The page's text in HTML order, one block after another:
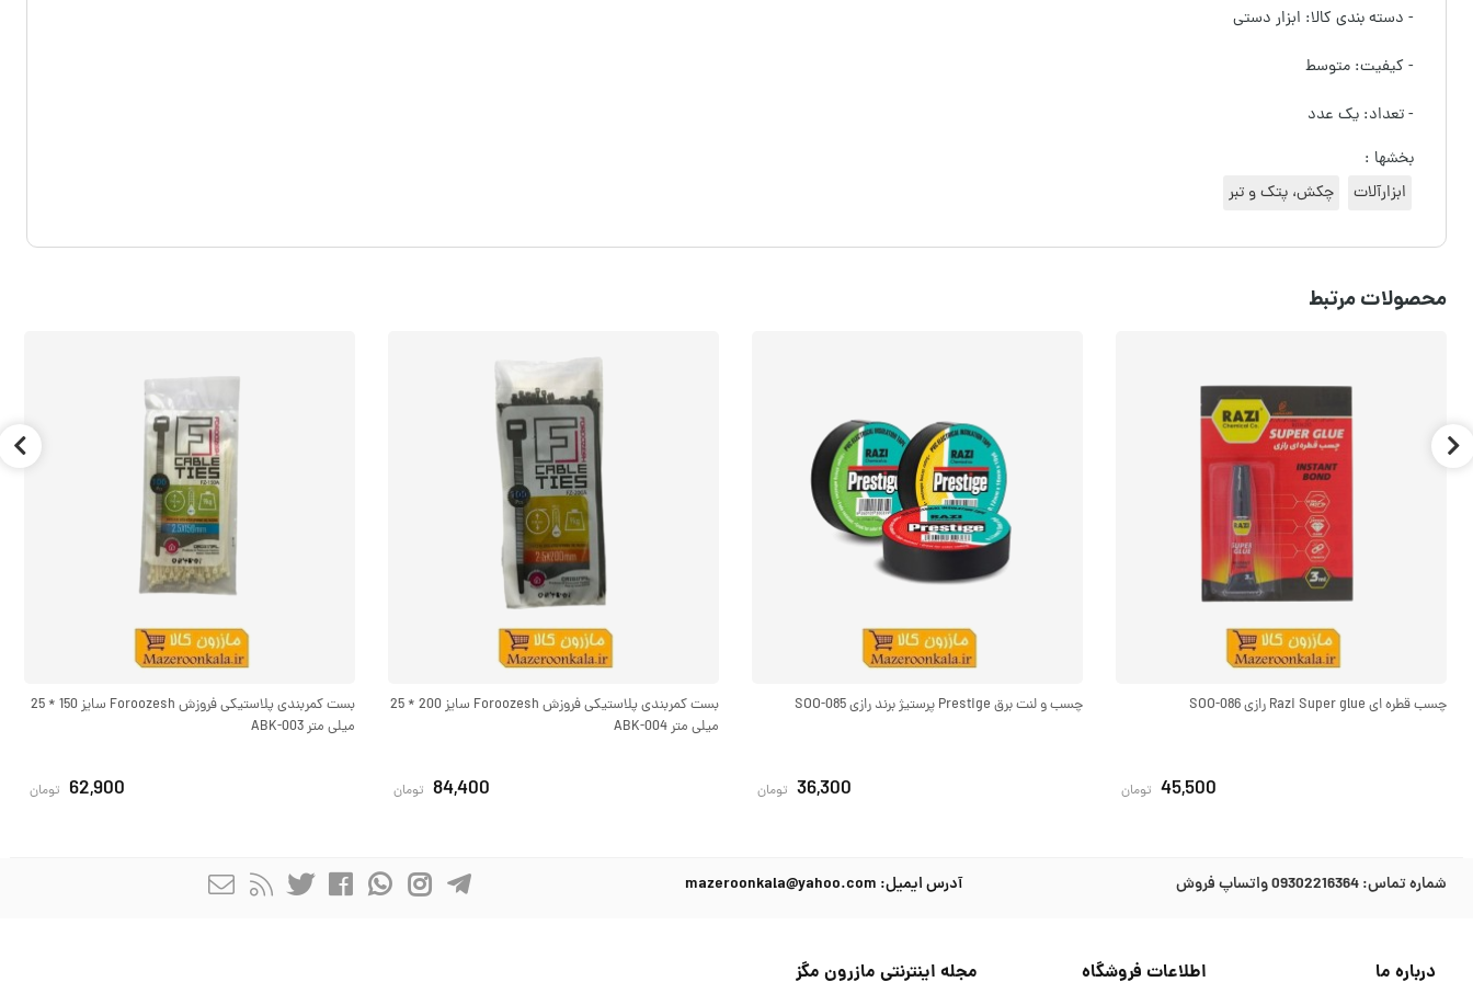
- دسته بندی کالا:‌ ابزار دستی
- کیفیت: متوسط
- تعداد: یک عدد
بخشها :
ابزارآلات
چکش، پتک و تبر
محصولات مرتبط
چسب قطره ای Razi Super glue رازی SOO-086
45,500 تومان
چسب و لنت برق Prestige پرستیژ برند رازی SOO-085
36,300 تومان
بست کمربندی پلاستیکی فروزش Foroozesh سایز 200 * 25
میلی متر ABK-004
84,400 تومان
بست کمربندی پلاستیکی فروزش Foroozesh سایز 150 * 25
میلی متر ABK-003
62,900 تومان
شماره تماس:09302216364 واتساپ فروش آدرس ایمیل: mazeroonkala@yahoo.com
درباره ما اطلاعات فروشگاه مجله اینترنتی مازرون مگز